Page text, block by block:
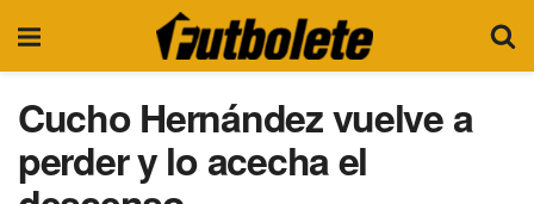
Cucho Hernández vuelve a
perder y lo acecha el